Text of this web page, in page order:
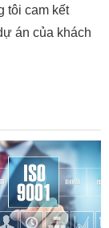
tôi cam kết
án của khách